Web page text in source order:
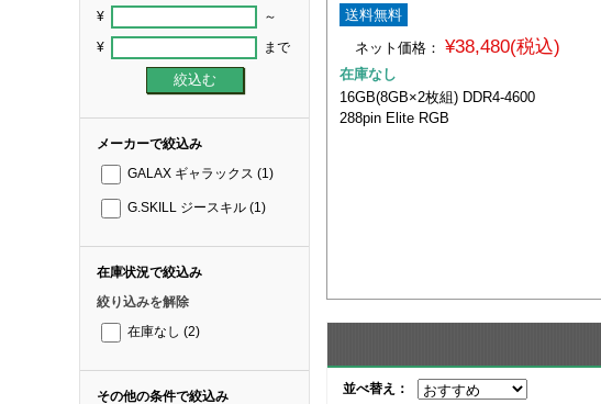
¥ ～
¥ まで
メーカーで絞込み
GALAX ギャラックス (1)
G.SKILL ジースキル (1)
在庫状況で絞込み
絞り込みを解除
在庫なし (2)
その他の条件で絞込み
送料無料
ネット価格：
¥38,480(税込)
在庫なし
16GB(8GB×2枚組) DDR4-4600
288pin Elite RGB
並べ替え：